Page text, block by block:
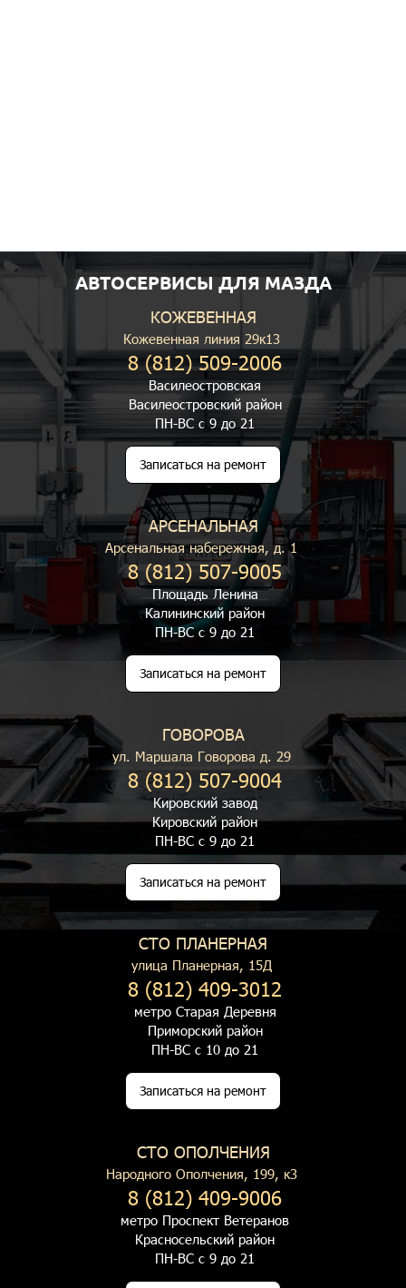
АВТОСЕРВИСЫ ДЛЯ МАЗДА
КОЖЕВЕННАЯ
Кожевенная линия 29к13
8 (812) 509-2006
Василеостровская
Василеостровский район
ПН-ВС с 9 до 21
Записаться на ремонт
АРСЕНАЛЬНАЯ
Арсенальная набережная, д. 1
8 (812) 507-9005
Площадь Ленина
Калининский район
ПН-ВС с 9 до 21
Записаться на ремонт
ГОВОРОВА
ул. Маршала Говорова д. 29
8 (812) 507-9004
Кировский завод
Кировский район
ПН-ВС с 9 до 21
Записаться на ремонт
СТО ПЛАНЕРНАЯ
улица Планерная, 15Д
8 (812) 409-3012
метро Старая Деревня
Приморский район
ПН-ВС с 10 до 21
Записаться на ремонт
СТО ОПОЛЧЕНИЯ
Народного Ополчения, 199, к3
8 (812) 409-9006
метро Проспект Ветеранов
Красносельский район
ПН-ВС с 9 до 21